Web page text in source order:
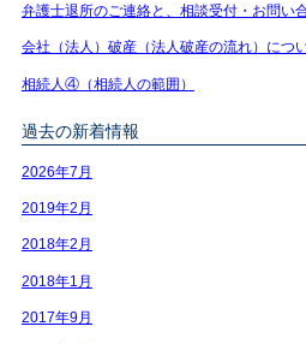
弁護士退所のご連絡と、相談受付・お問い
会社（法人）破産（法人破産の流れ）につ
相続人④（相続人の範囲）
過去の新着情報
2026年7月
2019年2月
2018年2月
2018年1月
2017年9月